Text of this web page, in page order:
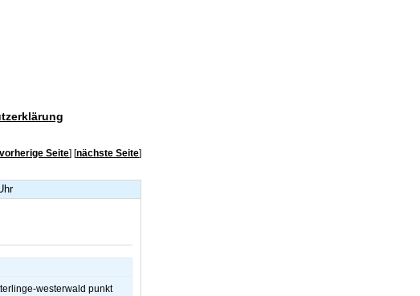
vorherige Seite] [nächste Seite]
westerwald punkt